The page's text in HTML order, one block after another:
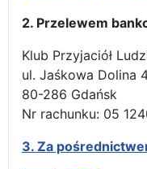
2. Przelewem
Klub Przyjaciół
ul. Jaśkowa Dolina
80-286 Gdańsk
Nr rachunku: 05
3. Za